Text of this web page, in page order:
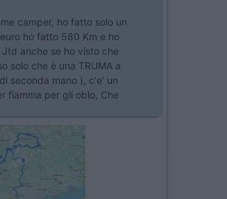
camper, ho fatto solo un
ho fatto 580 Km e ho
anche se ho visto che
solo che è una TRUMA a
seconda mano ), c'e' un
fiamma per gli oblo, Che